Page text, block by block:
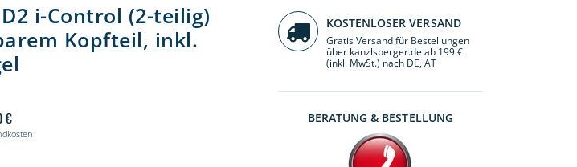
i-Control (2-teilig)
Kopfteil, inkl.
€
KOSTENLOSER VERSAND
Gratis Versand für Bestellungen
über kanzlsperger.de ab 199 €
(inkl. MwSt.) nach DE, AT
BERATUNG & BESTELLUNG